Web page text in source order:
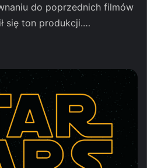
do poprzednich filmów
się ton produkcji.…